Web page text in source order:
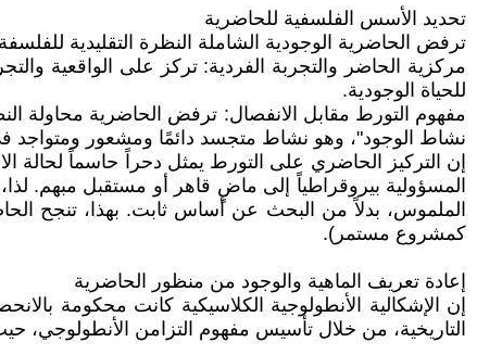
تحديد الأسس الفلسفية للحاضرية
ترفض الحاضرية الوجودية الشاملة النظرة التقليدية
مركزية الحاضر والتجربة الفردية: تركز على الواقعية
للحياة الوجودية.
مفهوم التورط مقابل الانفصال: ترفض الحاضرية محاولة
نشاط الوجود"، وهو نشاط متجسد دائمًا ومشعور ومتواجد
إن التركيز الحاضري على التورط يمثل دحراً حاسماً لحالة
المسؤولية بيروقراطياً إلى ماضٍ قاهر أو مستقبل مبهم.
الملموس، بدلاً من البحث عن أساس ثابت. بهذا، تنجح
كمشروع مستمر).
إعادة تعريف الماهية والوجود من منظور الحاضرية
إن الإشكالية الأنطولوجية الكلاسيكية كانت محكومة
التاريخية، من خلال تأسيس مفهوم التزامن الأنطولوجي،